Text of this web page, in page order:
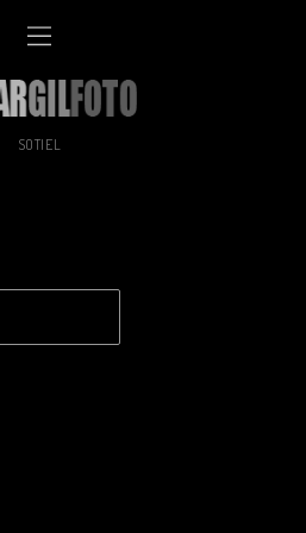
SOTIEL